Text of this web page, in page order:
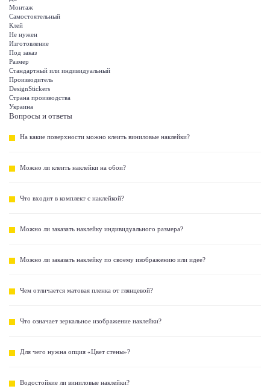
Монтаж
Самостоятельный
Клей
Не нужен
Изготовление
Под заказ
Размер
Стандартный или индивидуальный
Производитель
DesignStickers
Страна производства
Украина
Вопросы и ответы
На какие поверхности можно клеить виниловые наклейки?
Можно ли клеить наклейки на обои?
Что входит в комплект с наклейкой?
Можно ли заказать наклейку индивидуального размера?
Можно ли заказать наклейку по своему изображению или идее?
Чем отличается матовая пленка от глянцевой?
Что означает зеркальное изображение наклейки?
Для чего нужна опция «Цвет стены»?
Водостойкие ли виниловые наклейки?